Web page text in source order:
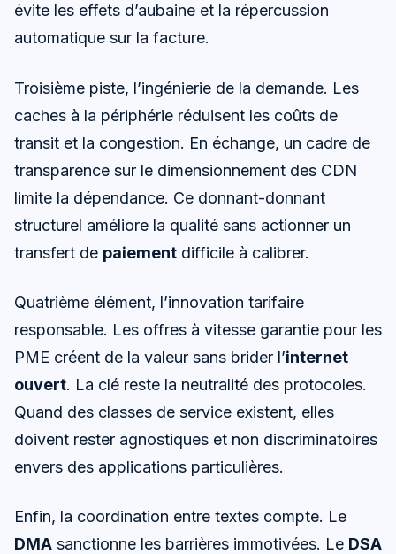
évite les effets d’aubaine et la répercussion
automatique sur la facture.
Troisième piste, l’ingénierie de la demande. Les
caches à la périphérie réduisent les coûts de
transit et la congestion. En échange, un cadre de
transparence sur le dimensionnement des CDN
limite la dépendance. Ce donnant-donnant
structurel améliore la qualité sans actionner un
transfert de paiement difficile à calibrer.
Quatrième élément, l’innovation tarifaire
responsable. Les offres à vitesse garantie pour les
PME créent de la valeur sans brider l’internet
ouvert. La clé reste la neutralité des protocoles.
Quand des classes de service existent, elles
doivent rester agnostiques et non discriminatoires
envers des applications particulières.
Enfin, la coordination entre textes compte. Le
DMA sanctionne les barrières immotivées. Le DSA